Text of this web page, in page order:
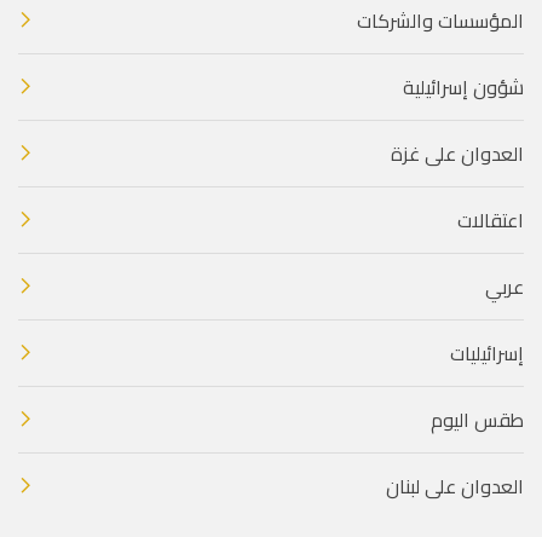
المؤسسات والشركات
شؤون إسرائيلية
العدوان على غزة
اعتقالات
عربي
إسرائيليات
طقس اليوم
العدوان على لبنان